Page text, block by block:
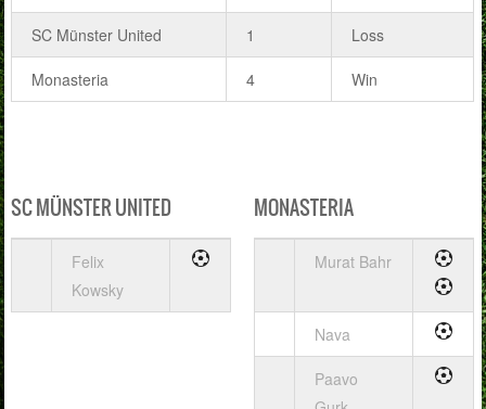
SC Münster United 1 Loss
Monasteria 4 Win
SC MÜNSTER UNITED
Felix
Kowsky
MONASTERIA
Murat Bahr
Nava
Paavo